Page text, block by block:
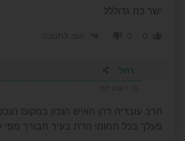
ישר כח גדוללל
רחל
הרב עובדיה דהן האיש הנכון במקום
פעלך בכל תחומי הדת בעיר תבורך מפי